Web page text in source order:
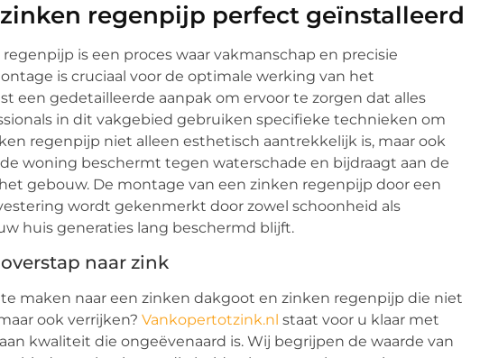
regenpijp perfect geïnstalleerd
is een proces waar vakmanschap en precisie
is cruciaal voor de optimale werking van het
een gedetailleerde aanpak om ervoor te zorgen dat alles
in dit vakgebied gebruiken specifieke technieken om
regenpijp niet alleen esthetisch aantrekkelijk is, maar ook
woning beschermt tegen waterschade en bijdraagt aan de
gebouw. De montage van een zinken regenpijp door een
wordt gekenmerkt door zowel schoonheid als
huis generaties lang beschermd blijft.
naar zink
maken naar een zinken dakgoot en zinken regenpijp die niet
ook verrijken? Vankopertotzink.nl staat voor u klaar met
kwaliteit die ongeëvenaard is. Wij begrijpen de waarde van